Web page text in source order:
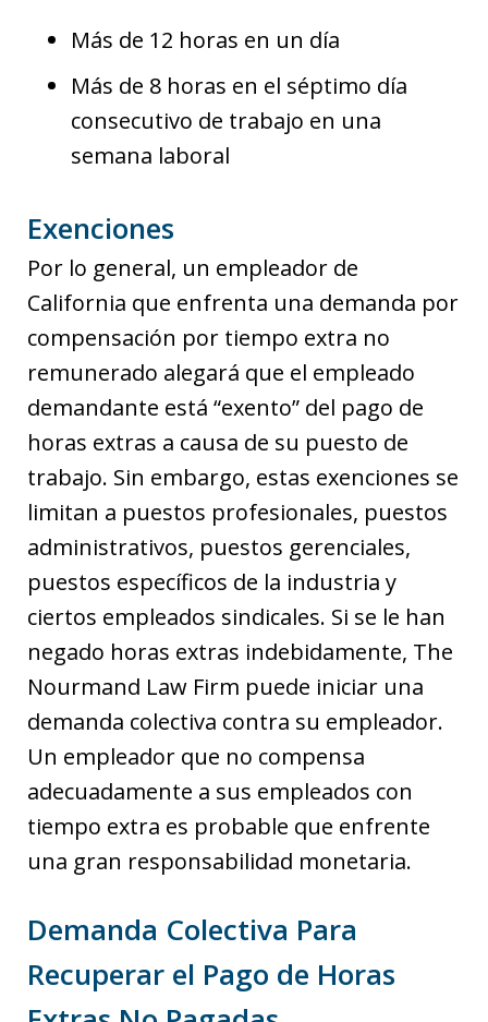
Más de 12 horas en un día
Más de 8 horas en el séptimo día
consecutivo de trabajo en una
semana laboral
Exenciones
Por lo general, un empleador de
California que enfrenta una demanda por
compensación por tiempo extra no
remunerado alegará que el empleado
demandante está “exento” del pago de
horas extras a causa de su puesto de
trabajo. Sin embargo, estas exenciones se
limitan a puestos profesionales, puestos
administrativos, puestos gerenciales,
puestos específicos de la industria y
ciertos empleados sindicales. Si se le han
negado horas extras indebidamente, The
Nourmand Law Firm puede iniciar una
demanda colectiva contra su empleador.
Un empleador que no compensa
adecuadamente a sus empleados con
tiempo extra es probable que enfrente
una gran responsabilidad monetaria.
Demanda Colectiva Para
Recuperar el Pago de Horas